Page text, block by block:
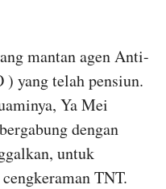
mantan agen Anti-
yang telah pensiun.
Ya Mei
dengan
untuk
TNT.